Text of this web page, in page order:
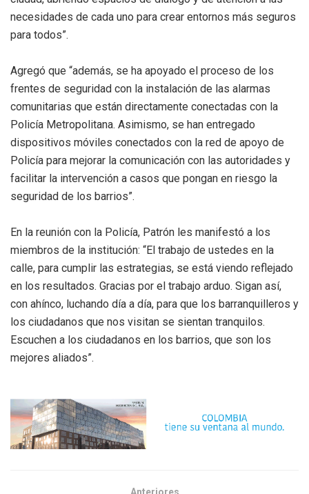
necesidades de cada uno para crear entornos más seguros
para todos”.
Agregó que “además, se ha apoyado el proceso de los
frentes de seguridad con la instalación de las alarmas
comunitarias que están directamente conectadas con la
Policía Metropolitana. Asimismo, se han entregado
dispositivos móviles conectados con la red de apoyo de
Policía para mejorar la comunicación con las autoridades y
facilitar la intervención a casos que pongan en riesgo la
seguridad de los barrios”.
En la reunión con la Policía, Patrón les manifestó a los
miembros de la institución: “El trabajo de ustedes en la
calle, para cumplir las estrategias, se está viendo reflejado
en los resultados. Gracias por el trabajo arduo. Sigan así,
con ahínco, luchando día a día, para que los barranquilleros y
los ciudadanos que nos visitan se sientan tranquilos.
Escuchen a los ciudadanos en los barrios, que son los
mejores aliados”.
Anteriores